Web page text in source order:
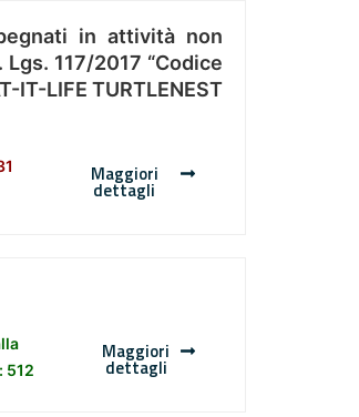
in attività non
117/2017 “Codice
LIFE TURTLENEST
Maggiori
dettagli
512
Maggiori
dettagli